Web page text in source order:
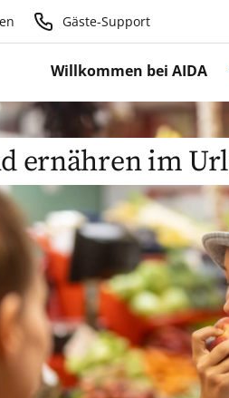
Gäste-Support
Willkommen bei AIDA
ernähren im